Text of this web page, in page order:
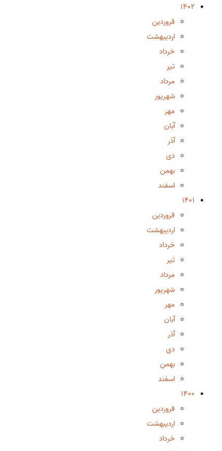
1402
فروردین
اردیبهشت
خرداد
تیر
مرداد
شهریور
مهر
آبان
آذر
دی
بهمن
اسفند
1401
فروردین
اردیبهشت
خرداد
تیر
مرداد
شهریور
مهر
آبان
آذر
دی
بهمن
اسفند
1400
فروردین
اردیبهشت
خرداد